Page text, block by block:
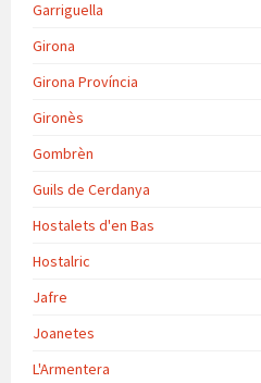
Garriguella
Girona
Girona Província
Gironès
Gombrèn
Guils de Cerdanya
Hostalets d'en Bas
Hostalric
Jafre
Joanetes
L'Armentera